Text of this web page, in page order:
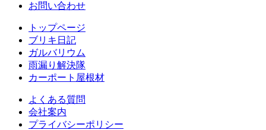
お問い合わせ
トップページ
ブリキ日記
ガルバリウム
雨漏り解決隊
カーポート屋根材
よくある質問
会社案内
プライバシーポリシー